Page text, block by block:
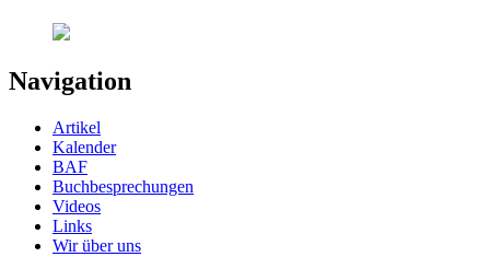
Navigation
Artikel
Kalender
BAF
Buchbesprechungen
Videos
Links
Wir über uns